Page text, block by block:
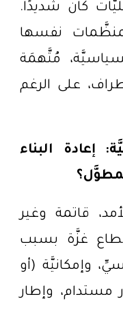
كان شديدًا.
نفسها
مُتَّهمَة
على الرغم
إعادة البناء
قاتمة وغير
غزَّة بسبب
وإمكانيَّة (أو
وإطار